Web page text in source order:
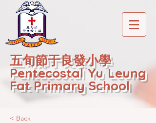
五旬節于良發小學
Pentecostal Yu Leung
Fat Primary School
< Back